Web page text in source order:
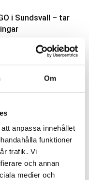
Om
anpassa innehållet
funktioner
trafik. Vi
och annan
medier och
i Sundsvall – tar
generation